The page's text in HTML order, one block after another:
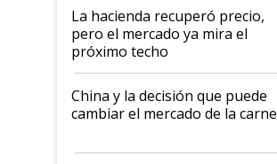
La hacienda recuperó precio,
pero el mercado ya mira el
próximo techo
China y la decisión que puede
cambiar el mercado de la carne